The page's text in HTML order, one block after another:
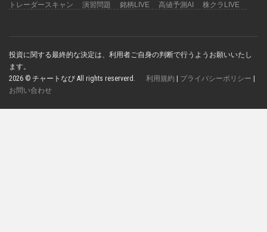
トレーダースキャン 演習問題 銘柄LIVE 高値予測AI 株クラLIVE
投資に関する最終的な決定は、利用者ご自身の判断で行うようお願いいたし
ます。
2026 © チャートなび All rights reserverd. 利用規約 プライバシーポリシー
お問い合わせ